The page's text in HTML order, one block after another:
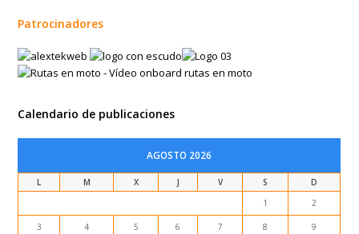
Patrocinadores
Calendario de publicaciones
AGOSTO 2026
L M X J V S
D
1
2
3 4 5 6 7 8 9